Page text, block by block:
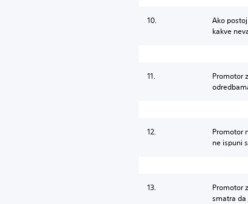
10.
Ako
kakve
11.
Promotor
12.
Promotor
ne ispuni
13.
Promotor
smatra